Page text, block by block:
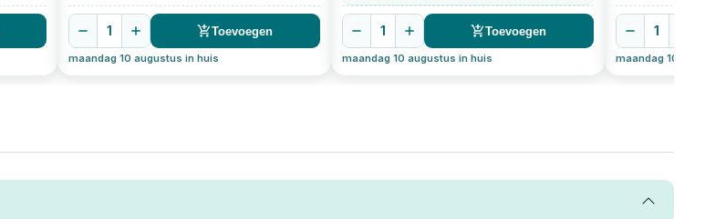
1 Toevoegen
maandag 10 augustus in huis
1 Toevoegen
maandag 10 augustus in huis
1
maandag 10